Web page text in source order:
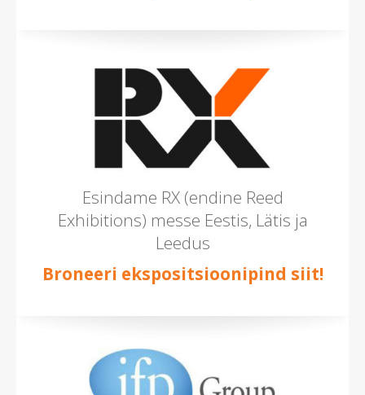
Esindame RX (endine Reed
Exhibitions) messe Eestis, Lätis ja
Leedus
Broneeri ekspositsioonipind siit!